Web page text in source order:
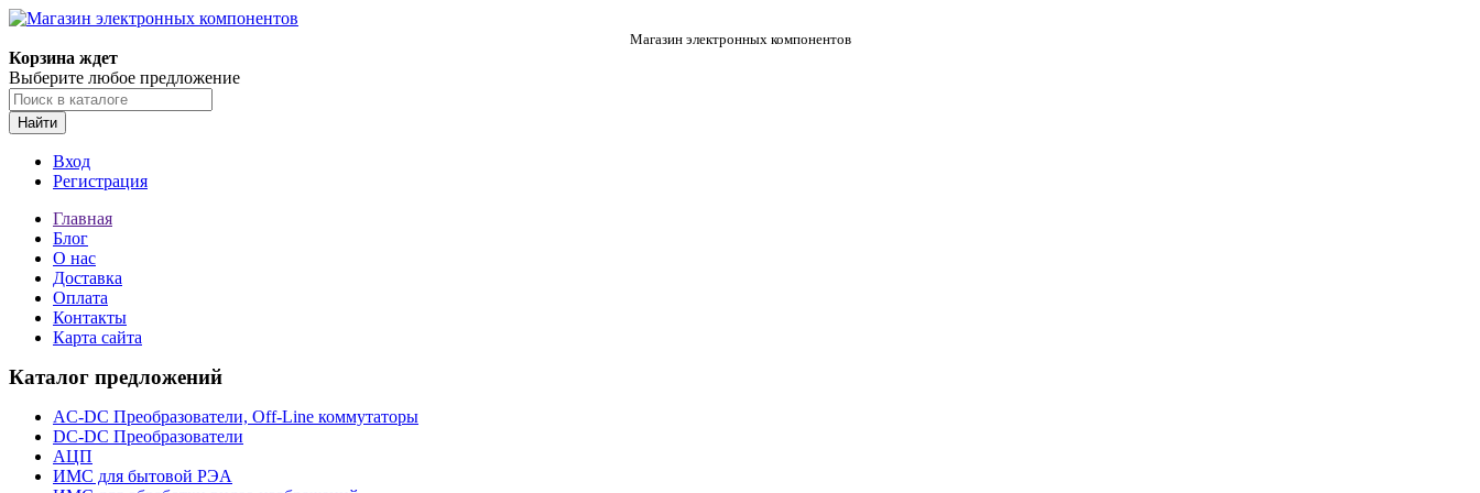
Магазин электронных компонентов
Корзина ждет
Выберите любое предложение
Найти
Вход
Регистрация
Главная
Блог
О нас
Доставка
Оплата
Контакты
Карта сайта
Каталог предложений
AC-DC Преобразователи, Off-Line коммутаторы
DC-DC Преобразователи
АЦП
ИМС для бытовой РЭА